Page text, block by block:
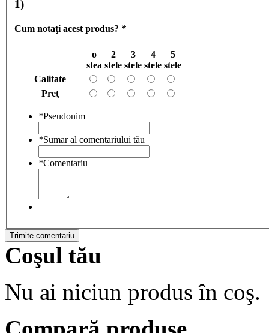
1)
Cum notaţi acest produs? *
o
stea
2
stele
3
stele
4
stele
5
stele
Calitate
Preţ
*Pseudonim
*Sumar al comentariului tău
*Comentariu
Trimite comentariu
Coşul tău
Nu ai niciun produs în coş.